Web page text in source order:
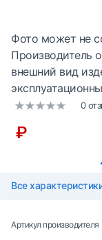
Фото может не
Производитель
внешний вид
0
₽
Все
Артикул производителя